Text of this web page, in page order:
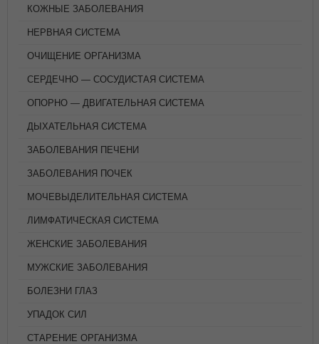
КОЖНЫЕ ЗАБОЛЕВАНИЯ
НЕРВНАЯ СИСТЕМА
ОЧИЩЕНИЕ ОРГАНИЗМА
СЕРДЕЧНО — СОСУДИСТАЯ СИСТЕМА
ОПОРНО — ДВИГАТЕЛЬНАЯ СИСТЕМА
ДЫХАТЕЛЬНАЯ СИСТЕМА
ЗАБОЛЕВАНИЯ ПЕЧЕНИ
ЗАБОЛЕВАНИЯ ПОЧЕК
МОЧЕВЫДЕЛИТЕЛЬНАЯ СИСТЕМА
ЛИМФАТИЧЕСКАЯ СИСТЕМА
ЖЕНСКИЕ ЗАБОЛЕВАНИЯ
МУЖСКИЕ ЗАБОЛЕВАНИЯ
БОЛЕЗНИ ГЛАЗ
УПАДОК СИЛ
СТАРЕНИЕ ОРГАНИЗМА